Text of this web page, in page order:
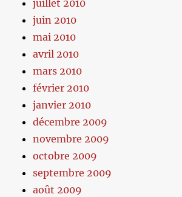
juillet 2010
juin 2010
mai 2010
avril 2010
mars 2010
février 2010
janvier 2010
décembre 2009
novembre 2009
octobre 2009
septembre 2009
août 2009